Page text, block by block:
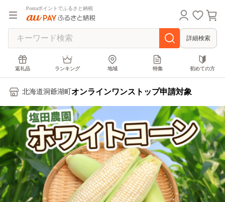
Pontaポイントでふるさと納税
詳細検索
返礼品 ランキング 地域 特集 初めての方
北海道洞爺湖町 オンラインワンストップ申請対象